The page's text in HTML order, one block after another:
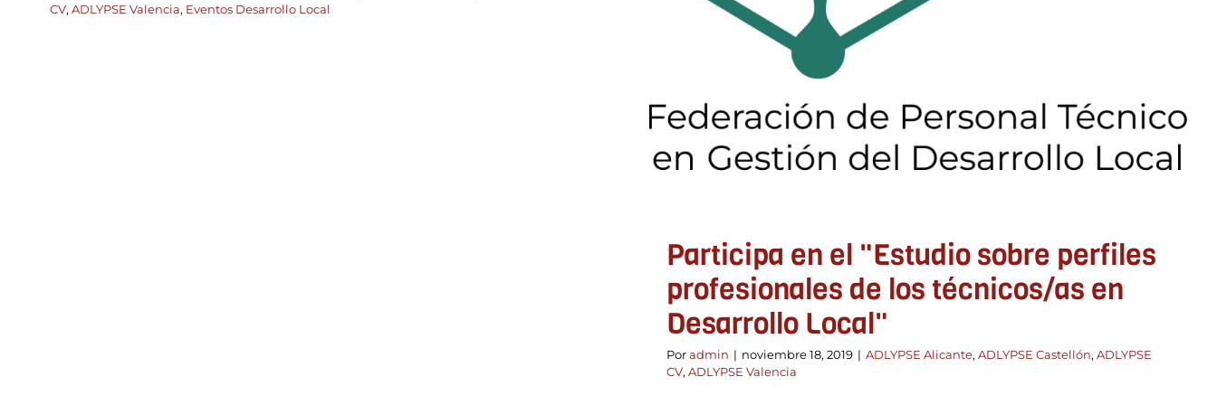
CV, ADLYPSE Valencia, Eventos Desarrollo Local
Participa en el "Estudio sobre perfiles
profesionales de los técnicos/as en
Desarrollo Local"
Poradmin | noviembre 18, 2019 | ADLYPSE Alicante, ADLYPSE Castellón, ADLYPSE
CV, ADLYPSE Valencia